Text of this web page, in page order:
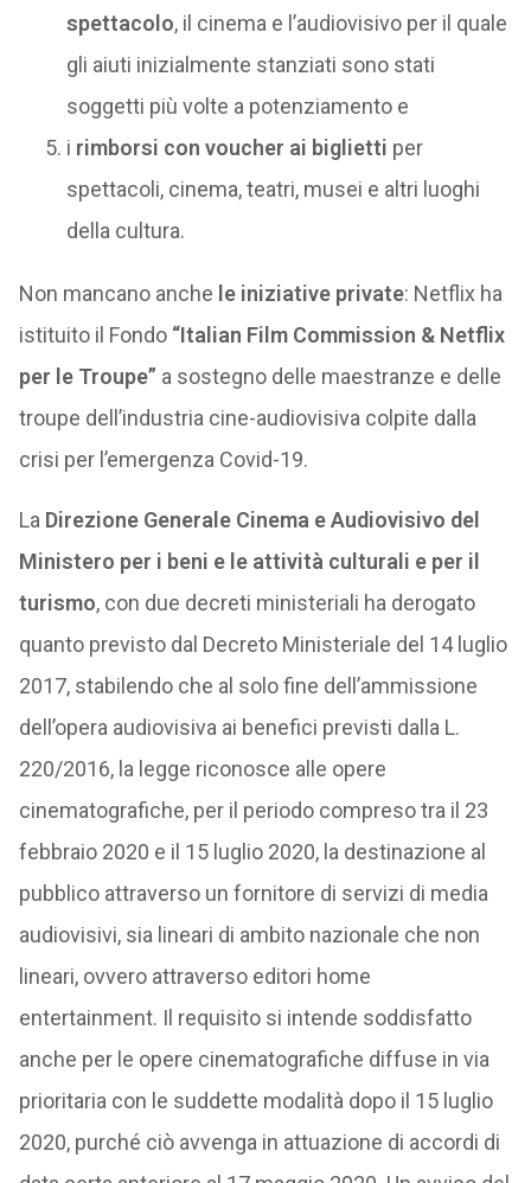
spettacolo, il cinema e l’audiovisivo per il quale
gli aiuti inizialmente stanziati sono stati
soggetti più volte a potenziamento e
i rimborsi con voucher ai biglietti per
spettacoli, cinema, teatri, musei e altri luoghi
della cultura.
Non mancano anche le iniziative private: Netflix ha
istituito il Fondo “Italian Film Commission & Netflix
per le Troupe” a sostegno delle maestranze e delle
troupe dell’industria cine-audiovisiva colpite dalla
crisi per l’emergenza Covid-19.
La Direzione Generale Cinema e Audiovisivo del
Ministero per i beni e le attività culturali e per il
turismo, con due decreti ministeriali ha derogato
quanto previsto dal Decreto Ministeriale del 14 luglio
2017, stabilendo che al solo fine dell’ammissione
dell’opera audiovisiva ai benefici previsti dalla L.
220/2016, la legge riconosce alle opere
cinematografiche, per il periodo compreso tra il 23
febbraio 2020 e il 15 luglio 2020, la destinazione al
pubblico attraverso un fornitore di servizi di media
audiovisivi, sia lineari di ambito nazionale che non
lineari, ovvero attraverso editori home
entertainment. Il requisito si intende soddisfatto
anche per le opere cinematografiche diffuse in via
prioritaria con le suddette modalità dopo il 15 luglio
2020, purché ciò avvenga in attuazione di accordi di